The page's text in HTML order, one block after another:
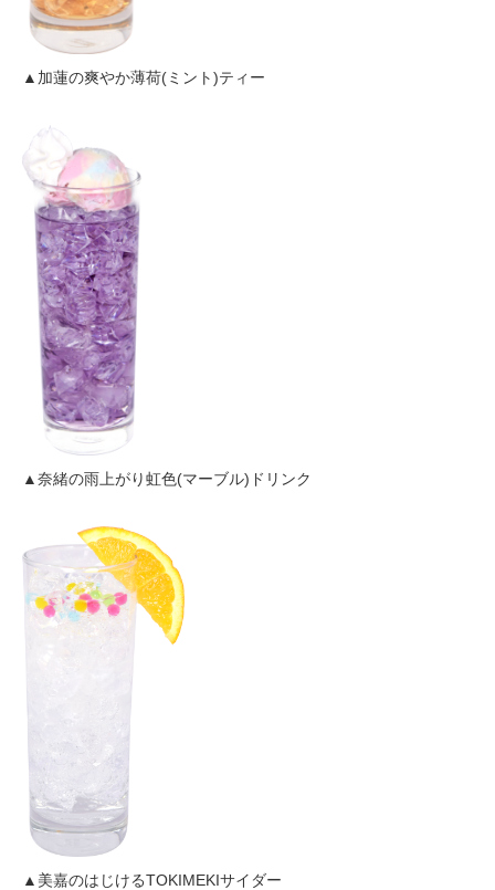
▲加蓮の爽やか薄荷(ミント)ティー
▲奈緒の雨上がり虹色(マーブル)ドリンク
▲美嘉のはじけるTOKIMEKIサイダー